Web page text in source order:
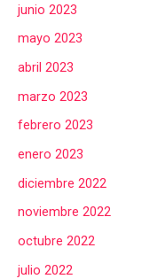
junio 2023
mayo 2023
abril 2023
marzo 2023
febrero 2023
enero 2023
diciembre 2022
noviembre 2022
octubre 2022
julio 2022